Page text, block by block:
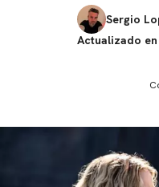
Sergio
Actualizado en